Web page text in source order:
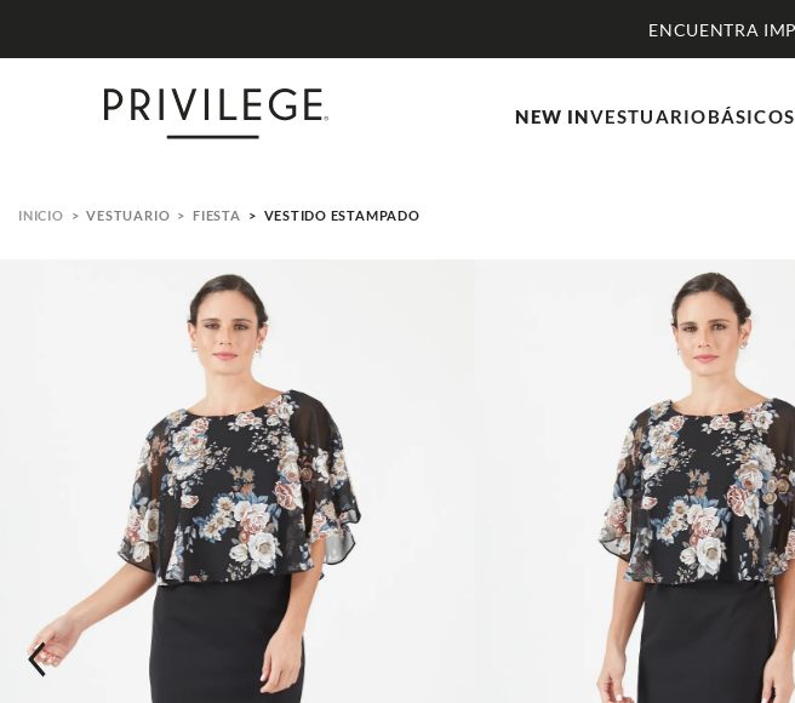
NEW INVESTUARIOBÁSICOS
VESTUARIO FIESTA VESTIDO ESTAMPADO